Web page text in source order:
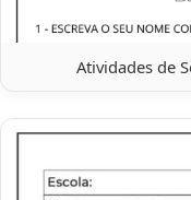
Atividades de